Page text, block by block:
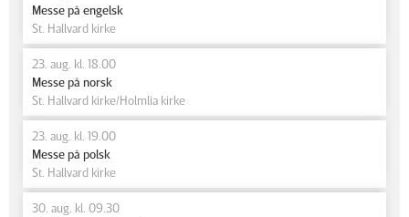
Messe på engelsk
St. Hallvard kirke
23. aug. kl. 18.00
Messe på norsk
St. Hallvard kirke/Holmlia kirke
23. aug. kl. 19.00
Messe på polsk
St. Hallvard kirke
30. aug. kl. 09.30